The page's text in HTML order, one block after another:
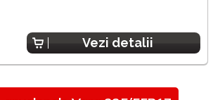
Vezi detalii